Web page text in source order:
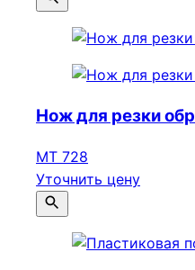
Нож для резки
МТ 728
Уточнить цену